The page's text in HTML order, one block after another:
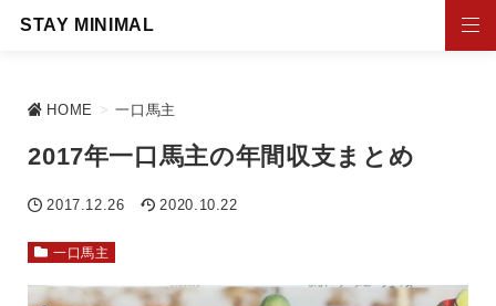
STAY MINIMAL
HOME > 一口馬主
2017年一口馬主の年間収支まとめ
2017.12.26 2020.10.22
一口馬主